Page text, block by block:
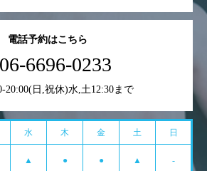
電話予約はこちら
06-6696-0233
20:00(日,祝休)水,土12:30まで
水 木 金 土 日
▲ ● ● ▲ -